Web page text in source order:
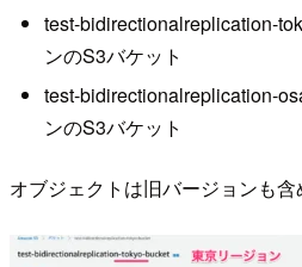
test-bidirectionalreplication-
ンのS3バケット
test-bidirectionalreplication-
ンのS3バケット
オブジェクトは旧バージョンも含